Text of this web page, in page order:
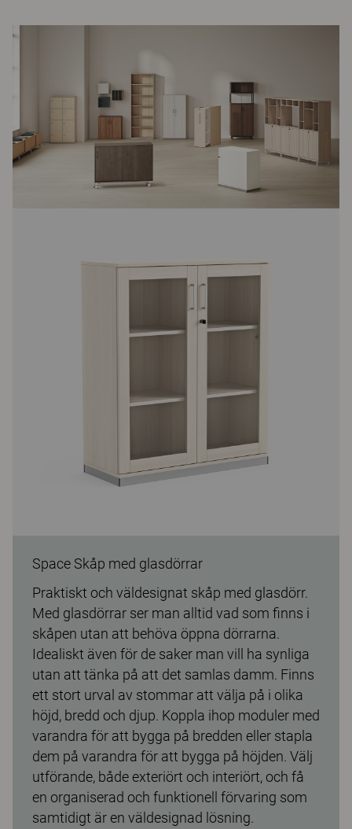
Space Skåp med glasdörrar
Praktiskt och väldesignat skåp med glasdörr.
Med glasdörrar ser man alltid vad som finns i
skåpen utan att behöva öppna dörrarna.
Idealiskt även för de saker man vill ha synliga
utan att tänka på att det samlas damm. Finns
ett stort urval av stommar att välja på i olika
höjd, bredd och djup. Koppla ihop moduler med
varandra för att bygga på bredden eller stapla
dem på varandra för att bygga på höjden. Välj
utförande, både exteriört och interiört, och få
en organiserad och funktionell förvaring som
samtidigt är en väldesignad lösning.